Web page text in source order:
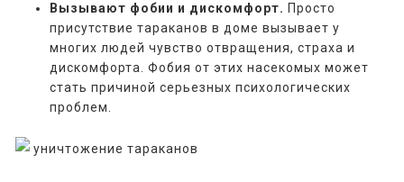
Вызывают фобии и дискомфорт. Просто
присутствие тараканов в доме вызывает у
многих людей чувство отвращения, страха и
дискомфорта. Фобия от этих насекомых может
стать причиной серьезных психологических
проблем.